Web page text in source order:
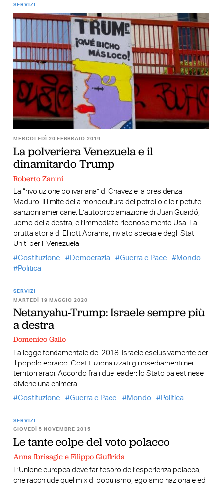
SERVIZI
MERCOLEDÌ 20 FEBBRAIO 2019
La polveriera Venezuela e il
dinamitardo Trump
Roberto Zanini
La “rivoluzione bolivariana” di Chavez e la presidenza
Maduro. Il limite della monocultura del petrolio e le ripetute
sanzioni americane. L’autoproclamazione di Juan Guaidó,
uomo della destra, e l’immediato riconoscimento Usa. La
brutta storia di Elliott Abrams, inviato speciale degli Stati
Uniti per il Venezuela
Costituzione
Democrazia Guerra e Pace
Mondo
Politica
SERVIZI
MARTEDÌ 19 MAGGIO 2020
Netanyahu-Trump: Israele sempre più
a destra
Domenico Gallo
La legge fondamentale del 2018: Israele esclusivamente per
il popolo ebraico. Costituzionalizzati gli insediamenti nei
territori arabi. Accordo fra i due leader: lo Stato palestinese
diviene una chimera
Costituzione
Guerra e Pace Mondo Politica
SERVIZI
GIOVEDÌ 5 NOVEMBRE 2015
Le tante colpe del voto polacco
Anna Ibrisagic e Filippo Giuffrida
L’Unione europea deve far tesoro dell’esperienza polacca,
che racchiude quel mix di populismo, egoismo nazionale ed